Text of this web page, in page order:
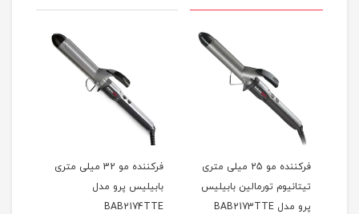
فرکننده مو 25 میلی متری
تیتانیوم تورمالین بابیلیس
پرو مدل BAB2173TTE
فرکننده مو 32 میلی متری
بابیلیس پرو مدل
BAB2174TTE